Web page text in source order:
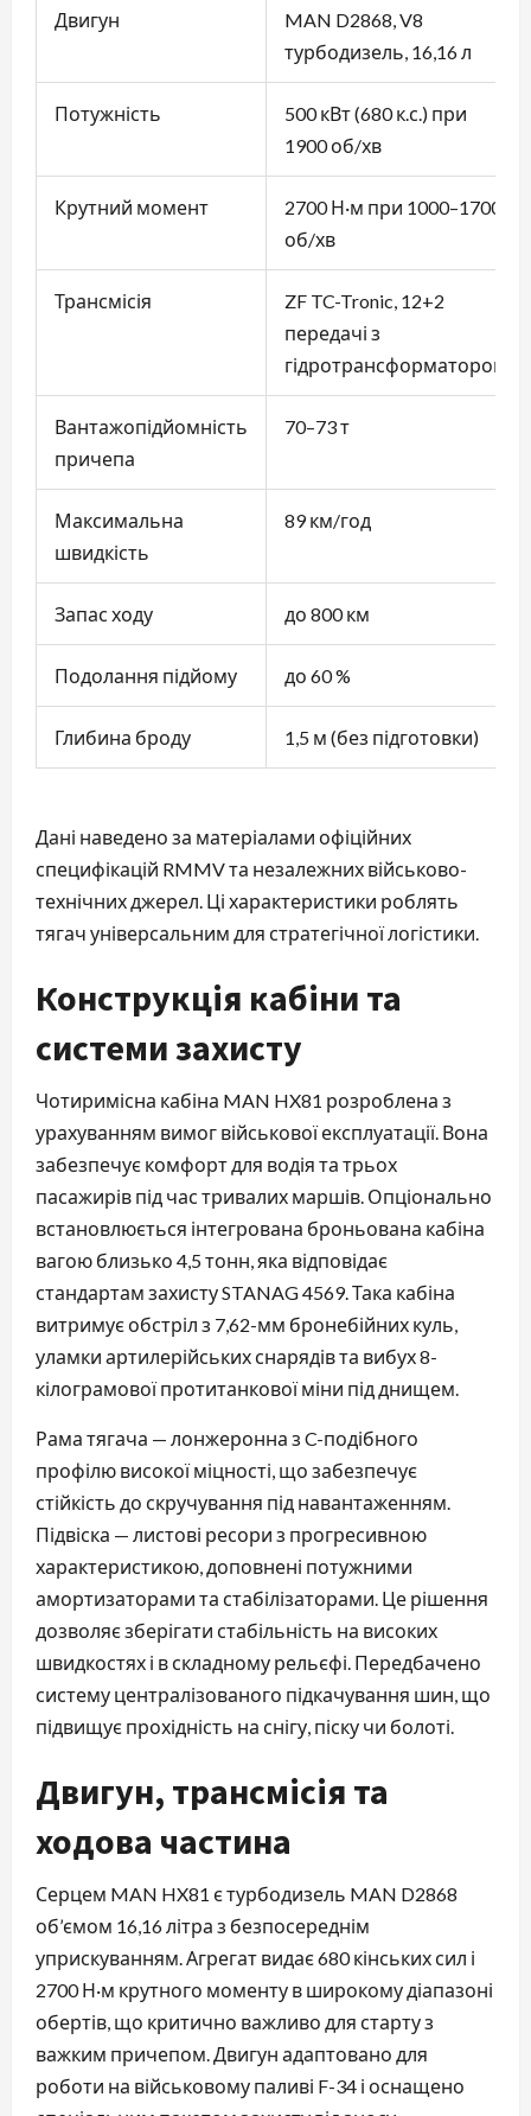
Двигун
MAN D2868, V8
турбодизель, 16,16 л
Потужність
500 кВт (680 к.с.) при
1900 об/хв
Крутний момент
2700 Н·м при 1000–1700
об/хв
Трансмісія
ZF TC-Tronic, 12+2
передачі з
гідротрансформатором
Вантажопідйомність
причепа
70–73 т
Максимальна
швидкість
89 км/год
Запас ходу до 800 км
Подолання підйому до 60 %
Глибина броду 1,5 м (без підготовки)
Дані наведено за матеріалами офіційних
специфікацій RMMV та незалежних військово-
технічних джерел. Ці характеристики роблять
тягач універсальним для стратегічної логістики.
Конструкція кабіни та
системи захисту
Чотиримісна кабіна MAN HX81 розроблена з
урахуванням вимог військової експлуатації. Вона
забезпечує комфорт для водія та трьох
пасажирів під час тривалих маршів. Опціонально
встановлюється інтегрована броньована кабіна
вагою близько 4,5 тонн, яка відповідає
стандартам захисту STANAG 4569. Така кабіна
витримує обстріл з 7,62-мм бронебійних куль,
уламки артилерійських снарядів та вибух 8-
кілограмової протитанкової міни під днищем.
Рама тягача — лонжеронна з C-подібного
профілю високої міцності, що забезпечує
стійкість до скручування під навантаженням.
Підвіска — листові ресори з прогресивною
характеристикою, доповнені потужними
амортизаторами та стабілізаторами. Це рішення
дозволяє зберігати стабільність на високих
швидкостях і в складному рельєфі. Передбачено
систему централізованого підкачування шин, що
підвищує прохідність на снігу, піску чи болоті.
Двигун, трансмісія та
ходова частина
Серцем MAN HX81 є турбодизель MAN D2868
об’ємом 16,16 літра з безпосереднім
уприскуванням. Агрегат видає 680 кінських сил і
2700 Н·м крутного моменту в широкому діапазоні
обертів, що критично важливо для старту з
важким причепом. Двигун адаптовано для
роботи на військовому паливі F-34 і оснащено